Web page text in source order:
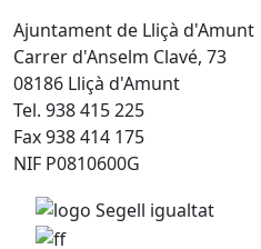
Ajuntament de Lliçà d'Amunt
Carrer d'Anselm Clavé, 73
08186 Lliçà d'Amunt
Tel. 938 415 225
Fax 938 414 175
NIF P0810600G